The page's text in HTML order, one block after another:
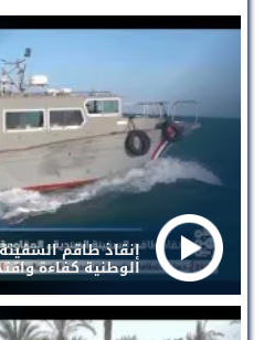
إنقاذ طاقم
الوطنية كفاءة